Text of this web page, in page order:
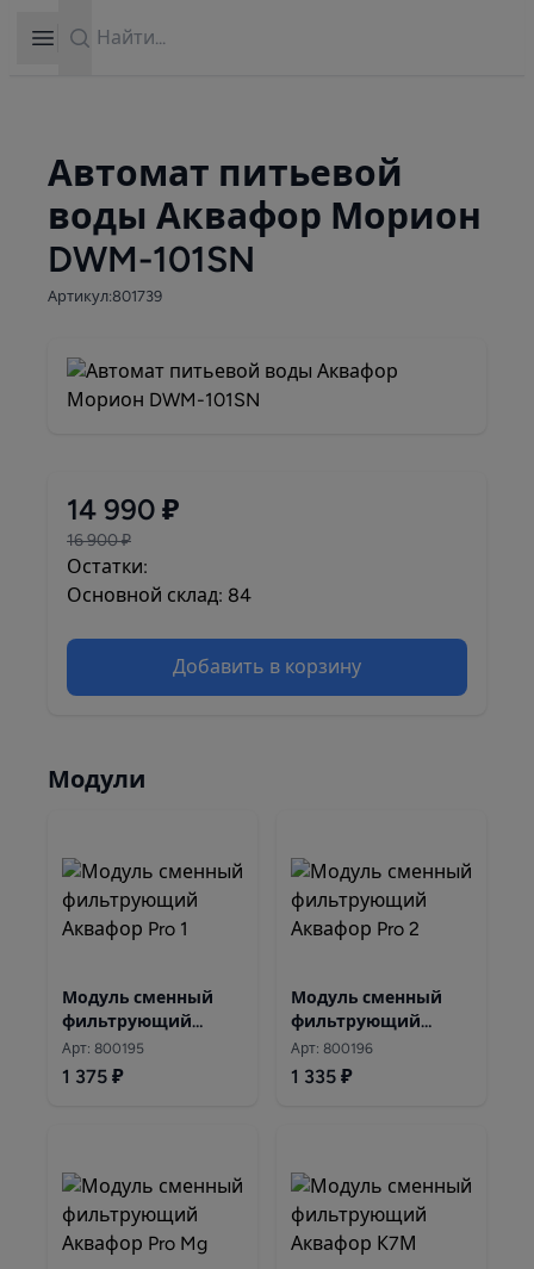
Open sidebar
Автомат питьевой
воды Аквафор Морион
DWM-101SN
Артикул:801739
14 990 ₽
16 900 ₽
Остатки:
Основной склад: 84
Добавить в корзину
Модули
Модуль сменный
фильтрующий
Аквафор Pro 1
Арт: 800195
1 375 ₽
Модуль сменный
фильтрующий
Аквафор Pro 2
Арт: 800196
1 335 ₽